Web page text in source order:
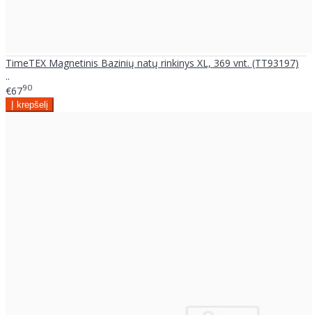
TimeTEX Magnetinis Bazinių natų rinkinys XL, 369 vnt. (TT93197)
..
€6790